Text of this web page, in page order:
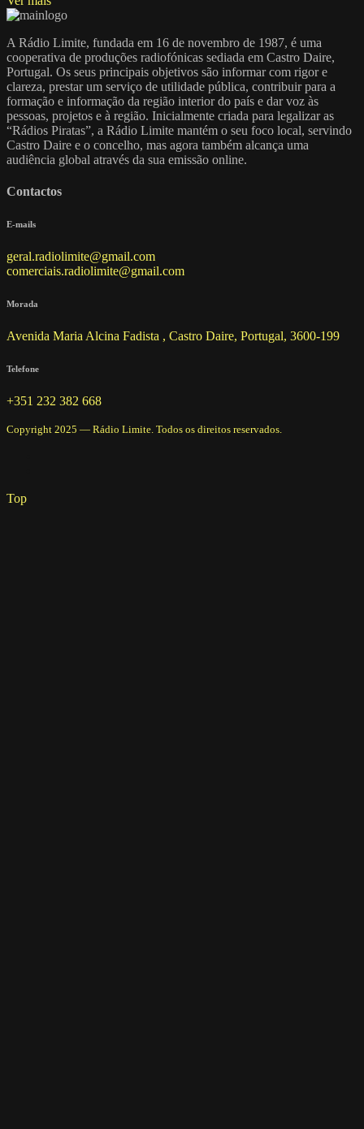
A Rádio Limite, fundada em 16 de novembro de 1987, é uma
cooperativa de produções radiofónicas sediada em Castro Daire,
Portugal. Os seus principais objetivos são informar com rigor e
clareza, prestar um serviço de utilidade pública, contribuir para a
formação e informação da região interior do país e dar voz às
pessoas, projetos e à região. Inicialmente criada para legalizar as
“Rádios Piratas”, a Rádio Limite mantém o seu foco local, servindo
Castro Daire e o concelho, mas agora também alcança uma
audiência global através da sua emissão online.
Contactos
E-mails
geral.radiolimite@gmail.com
comerciais.radiolimite@gmail.com
Morada
Avenida Maria Alcina Fadista , Castro Daire, Portugal, 3600-199
Telefone
+351 232 382 668
Copyright 2025 — Rádio Limite. Todos os direitos reservados.
Top